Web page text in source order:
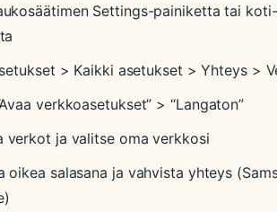
Settings-painiketta tai koti-
> Kaikki asetukset > Yhteys >
verkkoasetukset” > “Langaton”
verkot ja valitse oma verkkosi
oikea salasana ja vahvista yhteys